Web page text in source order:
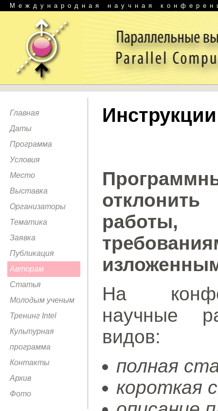
Международная научная
Главная
Даты
Программа
Условия
Место
Выставка
Организаторы
Тематика
Заявка
Публикация
Авторам
Статья
Молодым ученым
Тренинг Intel
Культурная
программа
Контакты
Архив
Фото
работы,
На
научные
видов:
полная
короткая